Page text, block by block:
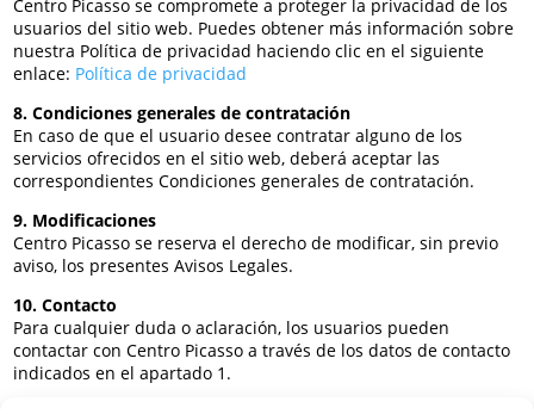
Centro Picasso se compromete a proteger la privacidad de los
usuarios del sitio web. Puedes obtener más información sobre
nuestra Política de privacidad haciendo clic en el siguiente
enlace: Política de privacidad
8. Condiciones generales de contratación
En caso de que el usuario desee contratar alguno de los
servicios ofrecidos en el sitio web, deberá aceptar las
correspondientes Condiciones generales de contratación.
9. Modificaciones
Centro Picasso se reserva el derecho de modificar, sin previo
aviso, los presentes Avisos Legales.
10. Contacto
Para cualquier duda o aclaración, los usuarios pueden
contactar con Centro Picasso a través de los datos de contacto
indicados en el apartado 1.